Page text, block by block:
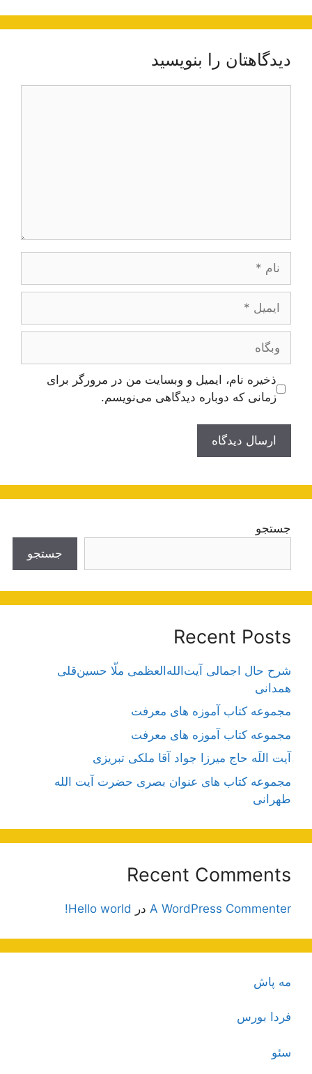
دیدگاهتان را بنویسید
ایمیل
وبگاه
ذخیره نام، ایمیل و وبسایت من در مرورگر برای
زمانی که دوباره دیدگاهی می‌نویسم.
جستجو
جستجو
Recent Posts
شرح حال اجمالی آیت‌الله‌العظمی ملّا حسین‌قلی
همدانی
مجموعه کتاب آموزه های معرفت
مجموعه کتاب آموزه های معرفت
آیت اللَه حاج میرزا جواد آقا ملکی تبریزی
مجموعه کتاب های عنوان بصری حضرت آیت الله
طهرانی
Recent Comments
A WordPress Commenter در Hello world!
مه پاش
فردا بورس
سئو